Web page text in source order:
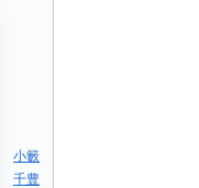
小籔
千豊